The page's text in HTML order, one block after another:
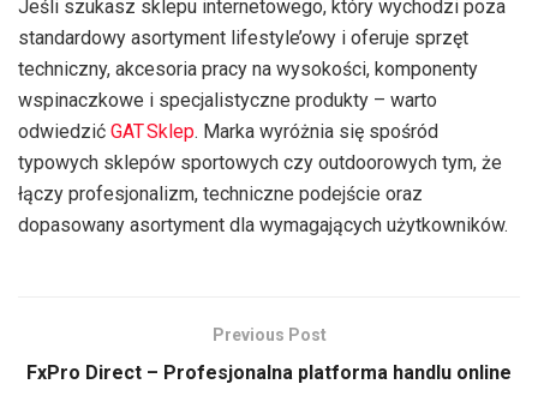
Jeśli szukasz sklepu internetowego, który wychodzi poza
standardowy asortyment lifestyle’owy i oferuje sprzęt
techniczny, akcesoria pracy na wysokości, komponenty
wspinaczkowe i specjalistyczne produkty – warto
odwiedzić GAT Sklep. Marka wyróżnia się spośród
typowych sklepów sportowych czy outdoorowych tym, że
łączy profesjonalizm, techniczne podejście oraz
dopasowany asortyment dla wymagających użytkowników.
Previous Post
FxPro Direct – Profesjonalna platforma handlu online